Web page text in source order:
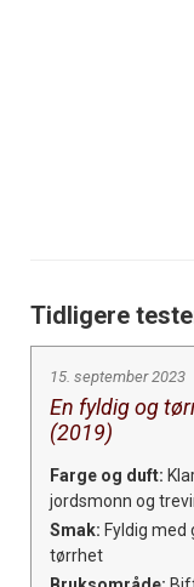
Tidligere
15. september 2023
En fyldig og
(2019)
Farge og duft:
jordsmonn og
Smak: Fyldig
tørrhet